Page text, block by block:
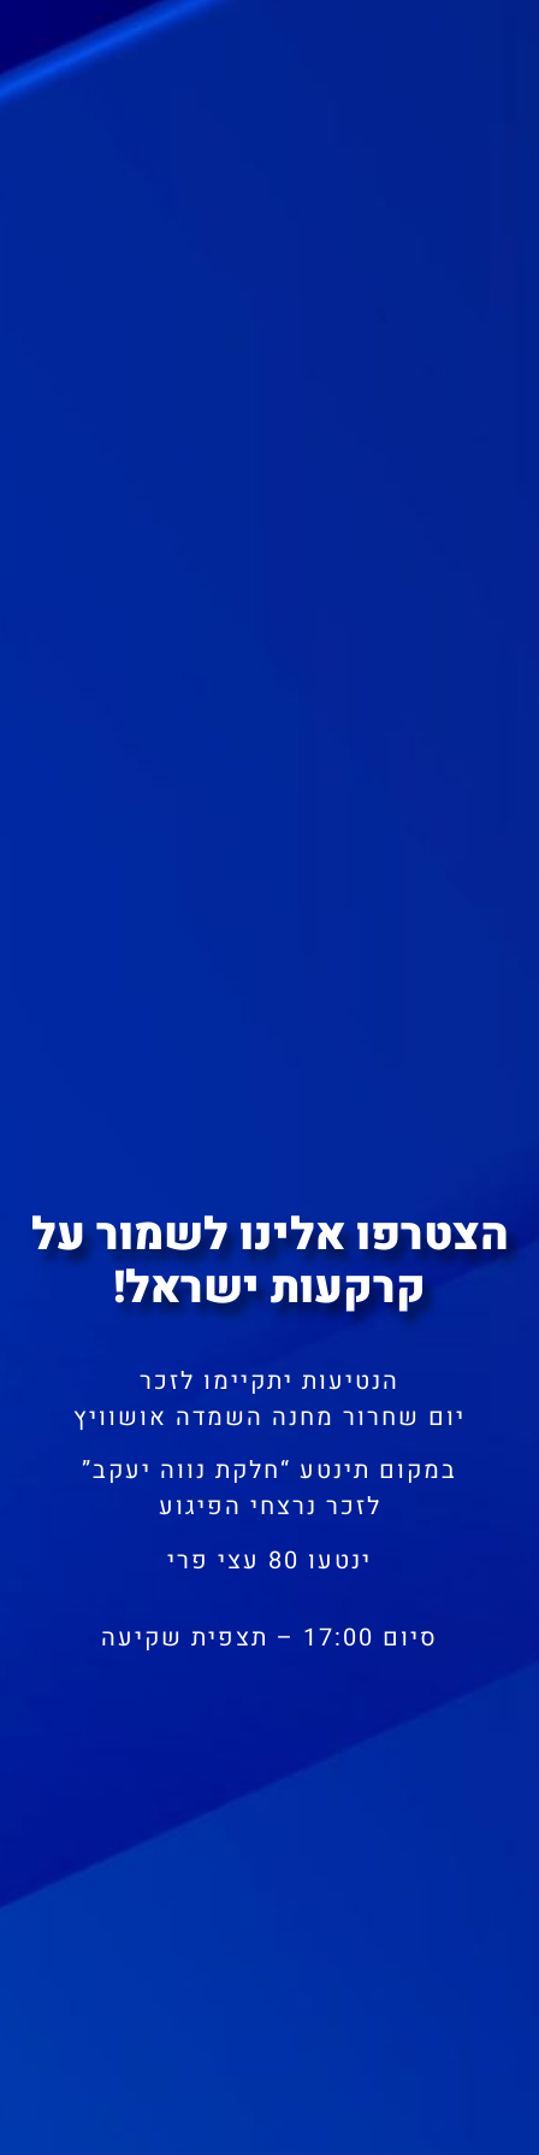
הצטרפו אלינו לשמור על
קרקעות ישראל!
הנטיעות יתקיימו לזכר
יום שחרור מחנה השמדה אושוויץ
במקום תינטע “חלקת נווה יעקב”
לזכר נרצחי הפיגוע
ינטעו 80 עצי פרי
סיום 17:00 – תצפית שקיעה